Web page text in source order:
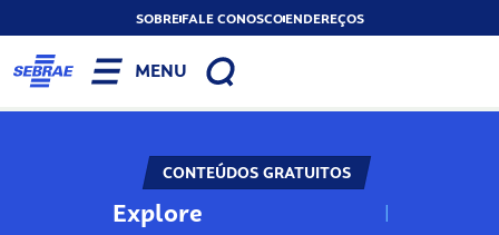
SOBREFALE CONOSCOENDEREÇOS
MENU
CONTEÚDOS GRATUITOS
Explore N